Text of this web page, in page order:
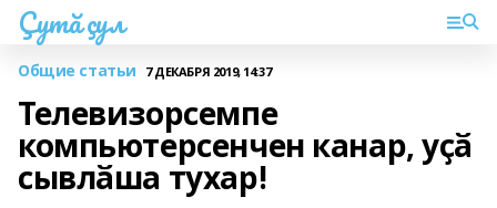
Çутă çул
Общие статьи 7 ДЕКАБРЯ 2019, 14:37
Телевизорсемпе
компьютерсенчен канар, уҫӑ
сывлӑша тухар!